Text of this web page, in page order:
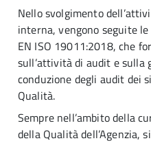
Nello svolgimento
interna, vengono seguite
EN ISO 19011:2018, che
sull’attività di audit e sulla
conduzione degli audit dei
Qualità.
Sempre nell’ambito della
della Qualità dell’Agenzia,